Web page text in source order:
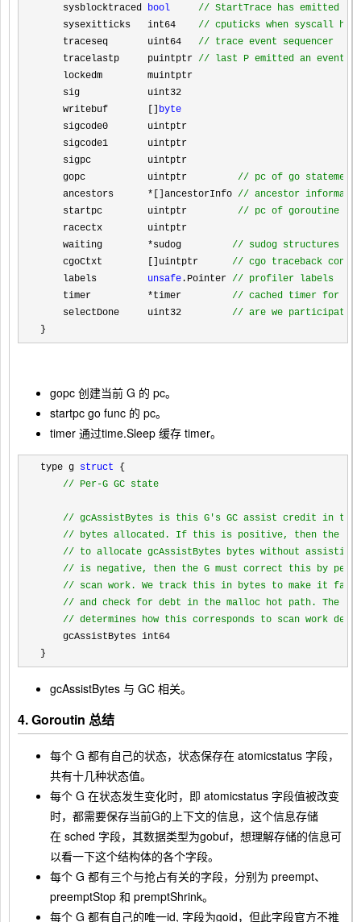
    sysblocktraced
bool // StartTrace has emitted
    sysexitticks   int64
// cputicks when syscall
    traceseq       uint64
// trace event sequencer
    tracelastp     puintptr
// last P emitted an event
    lockedm        muintptr
    sig            uint32
    writebuf       []
byte
    sigcode0       uintptr
    sigcode1       uintptr
    sigpc          uintptr
    gopc           uintptr
// pc of go
    ancestors      *[]ancestorInfo
// ancestor
    startpc        uintptr
// pc of goroutine
    racectx        uintptr
    waiting
*sudog // sudog structures
    cgoCtxt        []uintptr
// cgo traceback
    labels
unsafe .Pointer // profiler labels
    timer          *timer
// cached timer for
    selectDone     uint32
// are we
}
gopc 创建当前 G 的 pc。
startpc go func 的 pc。
timer 通过time.Sleep 缓存 timer。
type g struct {
// Per-G GC state
// gcAssistBytes is this G's GC assist credit in
// bytes allocated. If this is positive, then the G
// to allocate gcAssistBytes bytes without
// is negative, then the G must correct this by
// scan work. We track this in bytes to make it fast
// and check for debt in the malloc hot path. The
// determines how this corresponds to scan work debt.
    gcAssistBytes int64
}
gcAssistBytes 与 GC 相关。
4. Goroutin 总结
每个 G 都有自己的状态，状态保存在 atomicstatus 字段，
共有十几种状态值。
每个 G 在状态发生变化时，即 atomicstatus 字段值被改变
时，都需要保存当前G的上下文的信息，这个信息存储
在 sched 字段，其数据类型为gobuf，想理解存储的信息可
以看一下这个结构体的各个字段。
每个 G 都有三个与抢占有关的字段，分别为 preempt、
preemptStop 和 premptShrink。
每个 G 都有自己的唯一id, 字段为goid，但此字段官方不推